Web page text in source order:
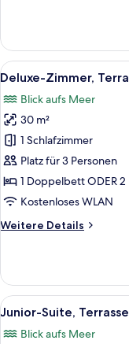
Zimmer,
Terrasse,
Strandblick
Alle
Fotos
für
Deluxe-
Zimmer,
Terrasse,
Meerblick
(child
bed)
4
Deluxe-Zimmer,
Blick aufs Meer
30 m²
1 Schlafzimmer
Platz für 3 Personen
1 Doppelbett ODER
Kostenloses WLAN
Weitere Details
Weitere
Zimmer,
Terrasse,
Meerblick
extra
Alle
Fotos
für
7
Junior-Suite,
Blick aufs Meer